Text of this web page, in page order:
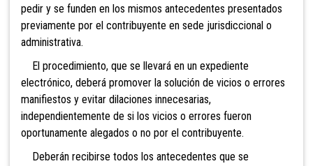
pedir y se funden en los mismos antecedentes presentados
previamente por el contribuyente en sede jurisdiccional o
administrativa.
El procedimiento, que se llevará en un expediente
electrónico, deberá promover la solución de vicios o errores
manifiestos y evitar dilaciones innecesarias,
independientemente de si los vicios o errores fueron
oportunamente alegados o no por el contribuyente.
Deberán recibirse todos los antecedentes que se